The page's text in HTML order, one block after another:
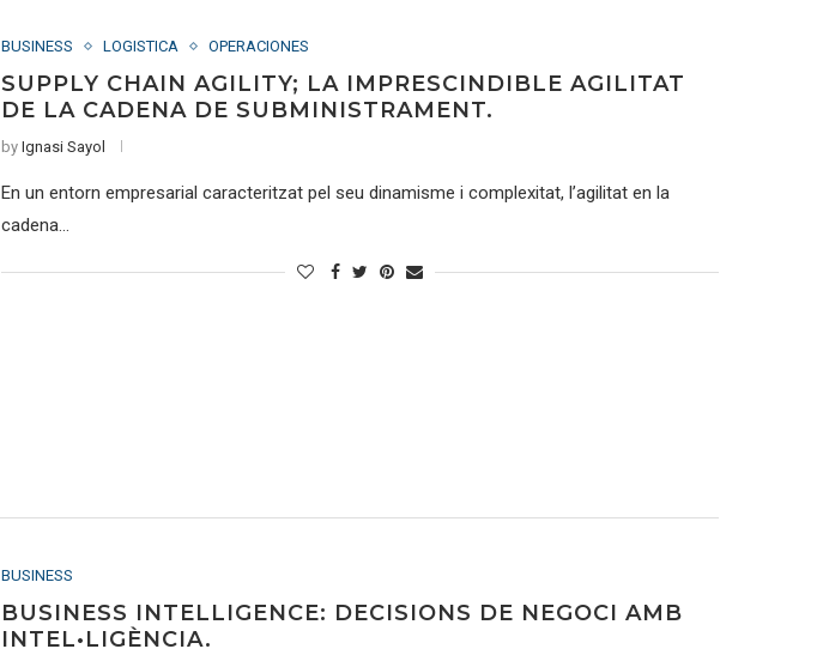
BUSINESS LOGISTICA OPERACIONES
SUPPLY CHAIN AGILITY; LA IMPRESCINDIBLE AGILITAT
DE LA CADENA DE SUBMINISTRAMENT.
byIgnasi Sayol
En un entorn empresarial caracteritzat pel seu dinamisme i complexitat, l’agilitat en la
cadena…
BUSINESS
BUSINESS INTELLIGENCE: DECISIONS DE NEGOCI AMB
INTEL•LIGÈNCIA.